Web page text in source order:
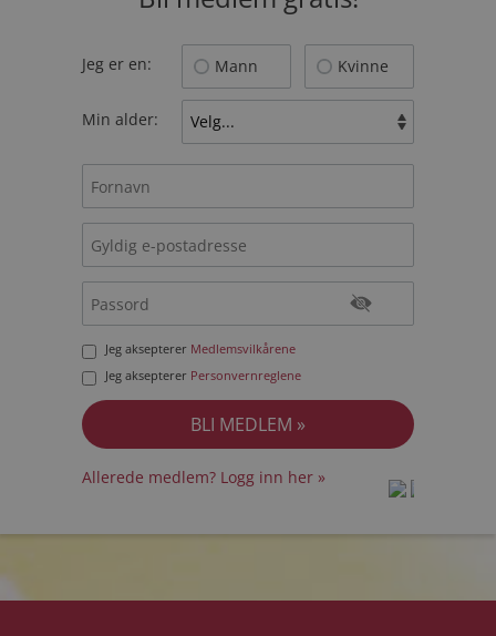
Jeg er en: Mann Kvinne
Min alder:
Jeg aksepterer Medlemsvilkårene
Jeg aksepterer Personvernreglene
Allerede medlem? Logg inn her »